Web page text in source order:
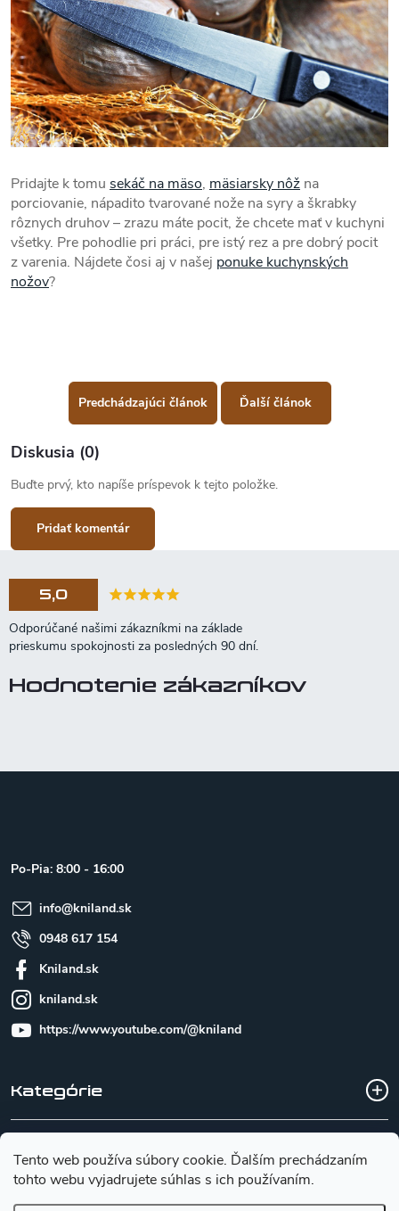
Tento web používa súbory cookie. Ďalším prechádzaním
tohto webu vyjadrujete súhlas s ich používaním.
Pridajte k tomu sekáč na mäso, mäsiarsky nôž na
porciovanie, nápadito tvarované nože na syry a škrabky
rôznych druhov – zrazu máte pocit, že chcete mať v kuchyni
všetky. Pre pohodlie pri práci, pre istý rez a pre dobrý pocit
z varenia. Nájdete čosi aj v našej ponuke kuchynských
nožov?
Predchádzajúci článok Ďalší článok
Diskusia (0)
Buďte prvý, kto napíše príspevok k tejto položke.
Pridať komentár
5,0
Hodnotenie zákazníkov
Po-Pia: 8:00 - 16:00
info@kniland.sk
0948 617 154
Kniland.sk
kniland.sk
https://www.youtube.com/@kniland
Kategórie
Základné informácie pre výber noža